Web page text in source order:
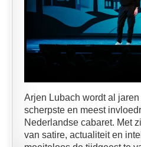
Arjen Lubach wordt al
scherpste en meest
Nederlandse cabaret. Met
van satire, actualiteit en